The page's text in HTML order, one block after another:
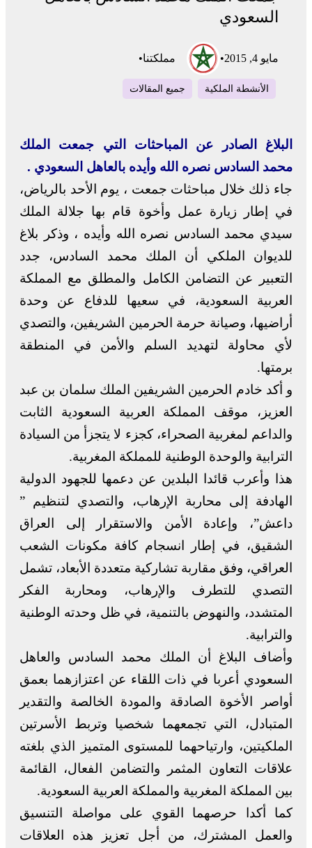
السعودي
مايو 4, 2015 • مملكتنا•
الأنشطة الملكية جميع المقالات
البلاغ الصادر عن المباحثات التي جمعت الملك
محمد السادس نصره الله وأيده بالعاهل السعودي .
جاء ذلك خلال مباحثات جمعت ، يوم الأحد بالرياض،
في إطار زيارة عمل وأخوة قام بها جلالة الملك
سيدي محمد السادس نصره الله وأيده ، وذكر بلاغ
للديوان الملكي أن الملك محمد السادس، جدد
التعبير عن التضامن الكامل والمطلق مع المملكة
العربية السعودية، في سعيها للدفاع عن وحدة
أراضيها، وصيانة حرمة الحرمين الشريفين، والتصدي
لأي محاولة لتهديد السلم والأمن في المنطقة
برمتها.
و أكد خادم الحرمين الشريفين الملك سلمان بن عبد
العزيز، موقف المملكة العربية السعودية الثابت
والداعم لمغربية الصحراء، كجزء لا يتجزأ من السيادة
الترابية والوحدة الوطنية للمملكة المغربية.
هذا وأعرب قائدا البلدين عن دعمها للجهود الدولية
الهادفة إلى محاربة الإرهاب، والتصدي لتنظيم ”
داعش”، وإعادة الأمن والاستقرار إلى العراق
الشقيق، في إطار انسجام كافة مكونات الشعب
العراقي، وفق مقاربة تشاركية متعددة الأبعاد، تشمل
التصدي للتطرف والإرهاب، ومحاربة الفكر
المتشدد، والنهوض بالتنمية، في ظل وحدته الوطنية
والترابية.
وأضاف البلاغ أن الملك محمد السادس والعاهل
السعودي أعربا في ذات اللقاء عن اعتزازهما بعمق
أواصر الأخوة الصادقة والمودة الخالصة والتقدير
المتبادل، التي تجمعهما شخصيا وتربط الأسرتين
الملكيتين، وارتياحهما للمستوى المتميز الذي بلغته
علاقات التعاون المثمر والتضامن الفعال، القائمة
بين المملكة المغربية والمملكة العربية السعودية.
كما أكدا حرصهما القوي على مواصلة التنسيق
والعمل المشترك، من أجل تعزيز هذه العلاقات